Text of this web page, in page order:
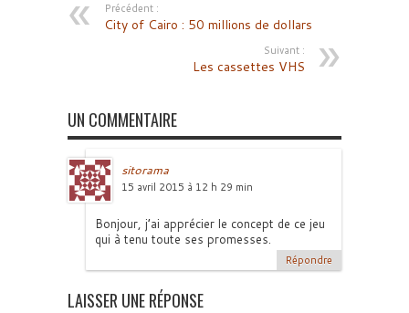
Précédent :
City of Cairo : 50 millions de dollars
Suivant :
Les cassettes VHS
UN COMMENTAIRE
sitorama
15 avril 2015 à 12 h 29 min
Bonjour, j’ai apprécier le concept de ce jeu
qui à tenu toute ses promesses.
Répondre
LAISSER UNE RÉPONSE